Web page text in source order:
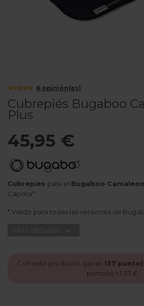
6 opinión(es)
Cubrepiés Bugaboo
Plus
45,95 €
Cubrepies para el Bugaboo
Capota*
* Valido para todas las versiones de
Con este producto, ganas 137
punto(s) = 1,37 €